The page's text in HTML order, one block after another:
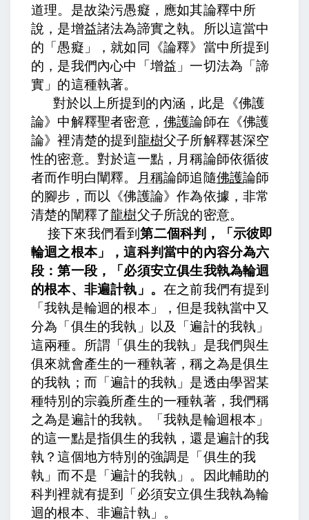
道理。 是故染污愚癡，應如其論釋中所
說，是增益諸法為諦實之執。
所以這當中
的「愚癡」，就如同《論釋》當中所提到
的，是我們內心中「增益」一切法為「諦
實」的這種執著。
對於以上所提到的內涵， 此是《佛護
論》中解釋聖者密意， 佛護論師在《佛護
論》裡清楚的提到 龍樹父子所解釋甚深空
性的密意。對於這一點， 月稱論師依循彼
者而作明白闡釋。
月稱論師追隨佛護論師
的腳步，而以《佛護論》作為依據，非常
清楚的闡釋了龍樹父子所說的密意。
接下來我們看到第二個科判，「示彼即
輪迴之根本」，這科判當中的內容分為六
段：第一段，「必須安立俱生我執為輪迴
的根本、非遍計執」。 在之前我們有提到
「我執是輪迴的根本」，但是我執當中又
分為「俱生的我執」以及「遍計的我執」
這兩種。所謂「俱生的我執」是我們與生
俱來就會產生的一種執著，稱之為是俱生
的我執；而「遍計的我執」是透由學習某
種特別的宗義所產生的一種執著，我們稱
之為是遍計的我執。「我執是輪迴根本」
的這一點是指俱生的我執，還是遍計的我
執？這個地方特別的強調是「俱生的我
執」而不是「遍計的我執」。因此輔助的
科判裡就有提到「必須安立俱生我執為輪
迴的根本、非遍計執」。